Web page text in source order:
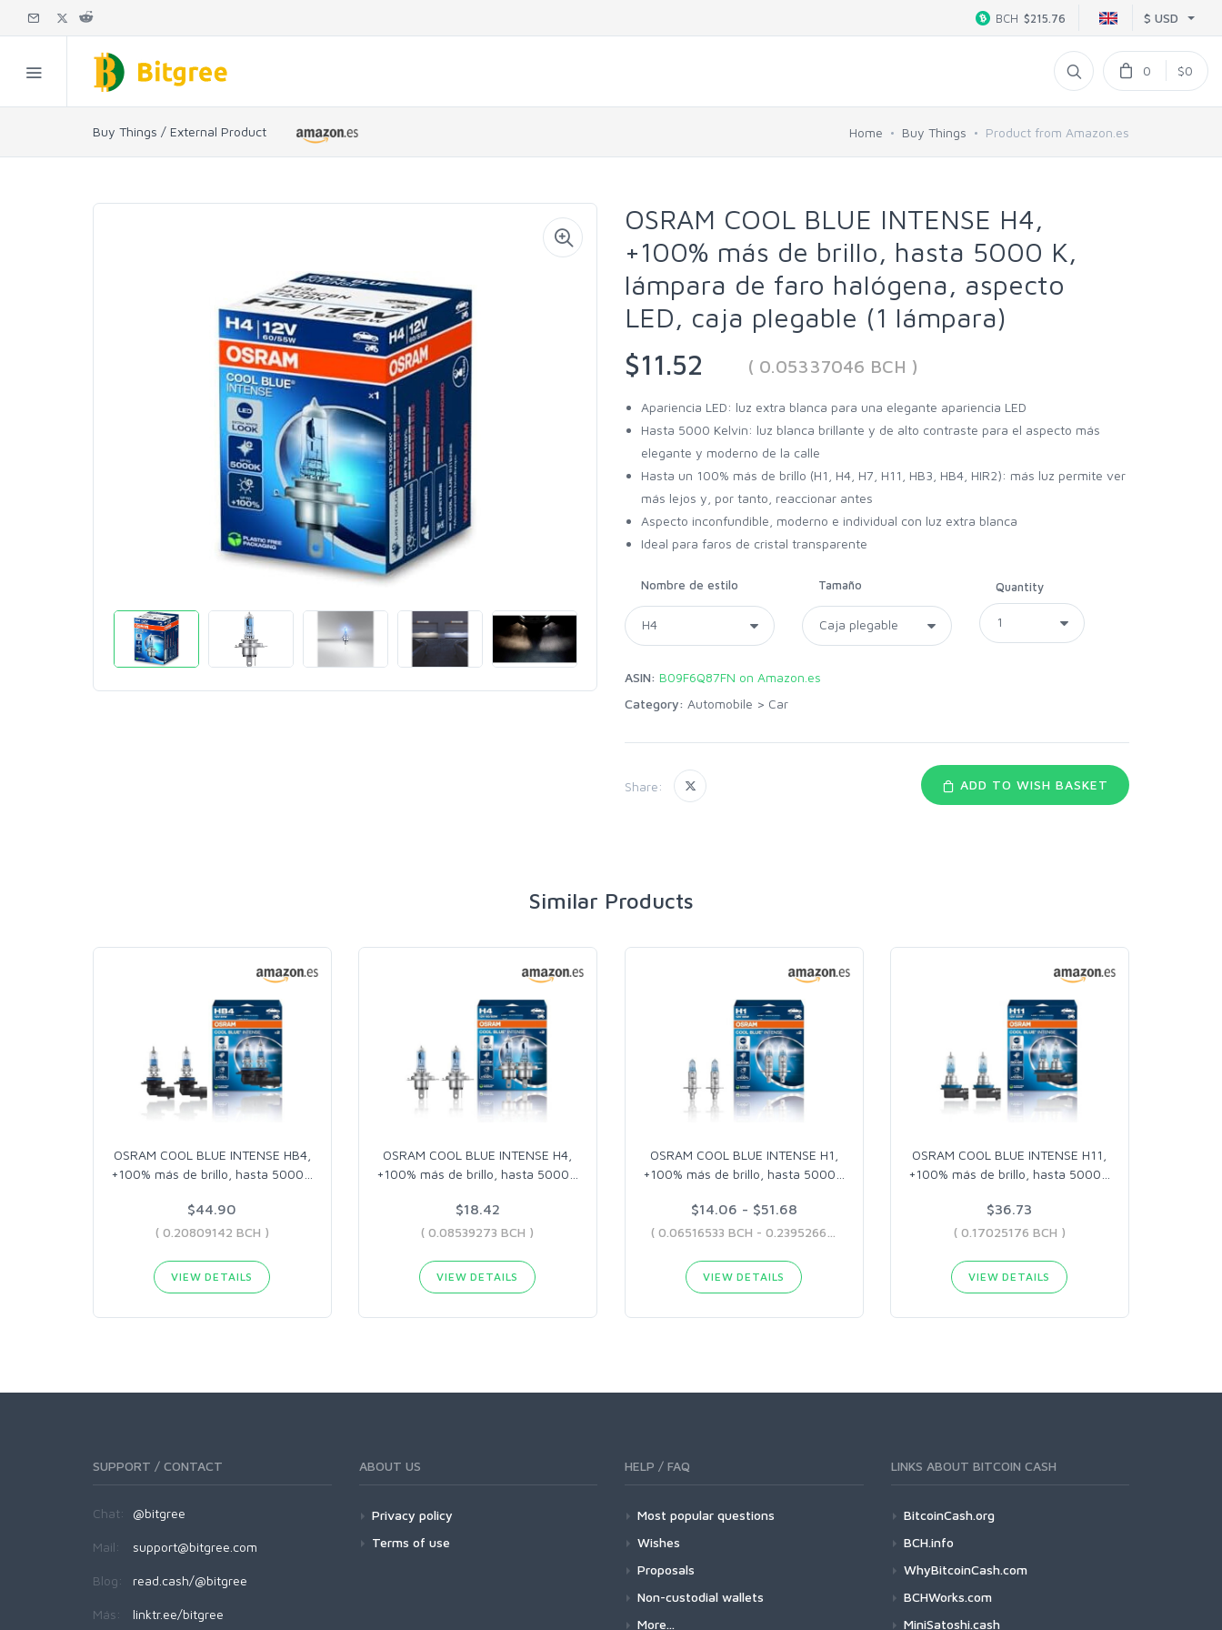
$ USD
BCH $215.76
0 $0
Buy Things / External Product Home Buy Things Product from Amazon.es
OSRAM COOL BLUE INTENSE H4,
+100% más de brillo, hasta 5000 K,
lámpara de faro halógena, aspecto
LED, caja plegable (1 lámpara)
$11.52
( 0.05337046 BCH )
Apariencia LED: luz extra blanca para una elegante apariencia LED
Hasta 5000 Kelvin: luz blanca brillante y de alto contraste para el aspecto más
elegante y moderno de la calle
Hasta un 100% más de brillo (H1, H4, H7, H11, HB3, HB4, HIR2): más luz permite ver
más lejos y, por tanto, reaccionar antes
Aspecto inconfundible, moderno e individual con luz extra blanca
Ideal para faros de cristal transparente
Nombre de estilo Tamaño Quantity
ASIN: B09F6Q87FN on Amazon.es
Category: Automobile > Car
Share: ADD TO WISH BASKET
Similar Products
OSRAM COOL BLUE INTENSE HB4,
+100% más de brillo, hasta 5000
$44.90
( 0.20809142 BCH )
VIEW DETAILS
OSRAM COOL BLUE INTENSE H4,
+100% más de brillo, hasta 5000
$18.42
( 0.08539273 BCH )
VIEW DETAILS
OSRAM COOL BLUE INTENSE H1,
+100% más de brillo, hasta 5000
$14.06 - $51.68
VIEW DETAILS
OSRAM COOL BLUE INTENSE H11,
+100% más de brillo, hasta 5000
$36.73
( 0.17025176 BCH )
VIEW DETAILS
SUPPORT / CONTACT
Chat: @bitgree
Mail: support@bitgree.com
Blog: read.cash/@bitgree
Más: linktr.ee/bitgree
ABOUT US
Privacy policy
Terms of use
HELP / FAQ
Most popular questions
Wishes
Proposals
Non-custodial wallets
More...
LINKS ABOUT BITCOIN CASH
BitcoinCash.org
BCH.info
WhyBitcoinCash.com
BCHWorks.com
MiniSatoshi.cash